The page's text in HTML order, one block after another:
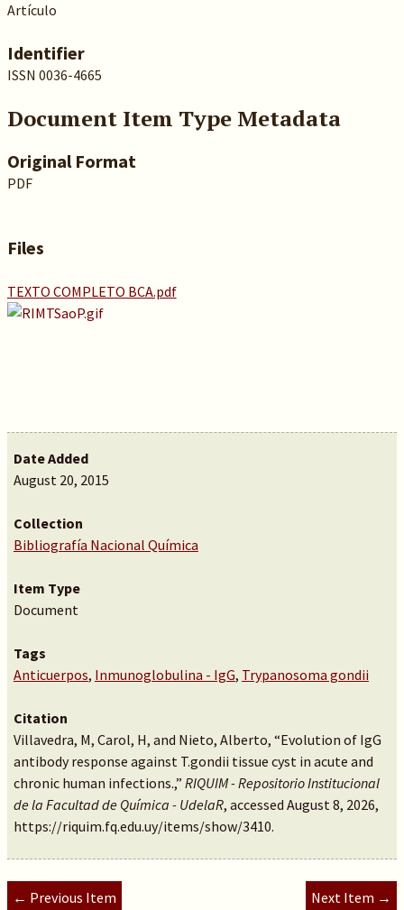
Artículo
Identifier
ISSN 0036-4665
Document Item Type Metadata
Original Format
PDF
Files
TEXTO COMPLETO BCA.pdf
Date Added
August 20, 2015
Collection
Bibliografía Nacional Química
Item Type
Document
Tags
Anticuerpos, Inmunoglobulina - IgG, Trypanosoma gondii
Citation
Villavedra, M, Carol, H, and Nieto, Alberto, “Evolution of IgG
antibody response against T.gondii tissue cyst in acute and
chronic human infections.,” RIQUIM - Repositorio Institucional
de la Facultad de Química - UdelaR, accessed August 8, 2026,
https://riquim.fq.edu.uy/items/show/3410.
← Previous Item Next Item →